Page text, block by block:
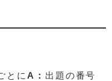
とに A： 出題の番号